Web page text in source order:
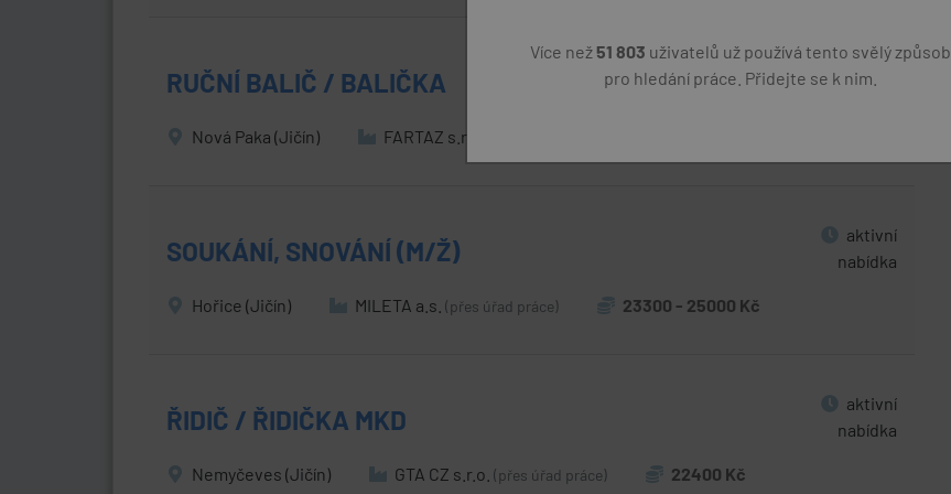
RUČNÍ BALIČ / BALIČKA
aktivní
nabídka
Nová Paka (Jičín) FARTAZ s.r.o.
SOUKÁNÍ, SNOVÁNÍ (M/Ž)
aktivní
nabídka
Hořice (Jičín) MILETA a.s. (přes úřad práce) 23300 - 25000 Kč
ŘIDIČ / ŘIDIČKA MKD
aktivní
nabídka
Nemyčeves (Jičín) GTA CZ s.r.o. (přes úřad práce) 22400 Kč
Více než 51 803 uživatelů už používá tento svělý způsob
pro hledání práce. Přidejte se k nim.